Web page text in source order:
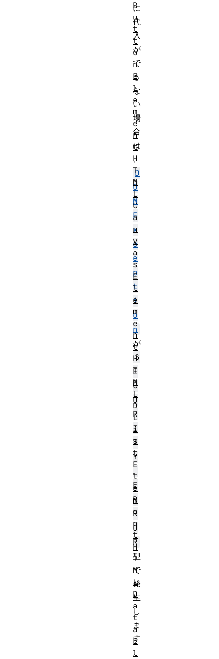
に
代
入
が
で
き
な
い
場
合
は
、
D
O
M
E
x
c
e
p
t
i
o
n
が
S
E
C
U
R
I
T
Y
_
E
R
R
O
R
型
で
発
生
し
ま
す
。
B
u
t
t
o
n
E
l
e
m
e
n
t
H
T
M
L
C
a
n
v
a
s
E
l
e
m
e
n
t
H
T
M
L
D
L
i
s
t
E
l
e
m
e
n
t
H
T
M
L
D
a
t
a
E
l